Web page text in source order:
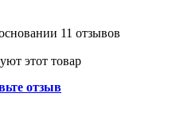
11 отзывов
этот товар
отзыв